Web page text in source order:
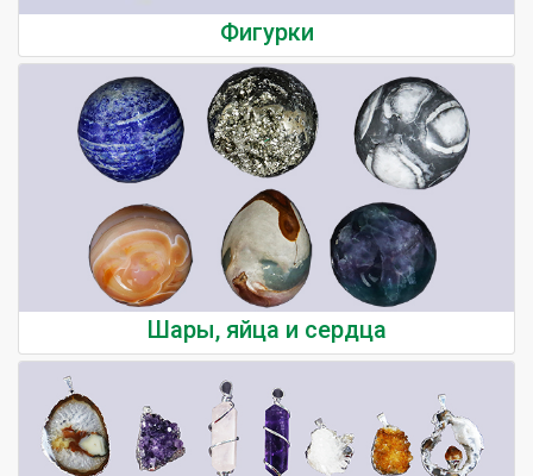
Фигурки
Шары, яйца и сердца